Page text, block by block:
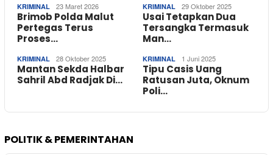
KRIMINAL 23 Maret 2026
Brimob Polda Malut
Pertegas Terus
Proses…
KRIMINAL 29 Oktober 2025
Usai Tetapkan Dua
Tersangka Termasuk
Man…
KRIMINAL 28 Oktober 2025
Mantan Sekda Halbar
Sahril Abd Radjak Di…
KRIMINAL 1 Juni 2025
Tipu Casis Uang
Ratusan Juta, Oknum
Poli…
POLITIK & PEMERINTAHAN